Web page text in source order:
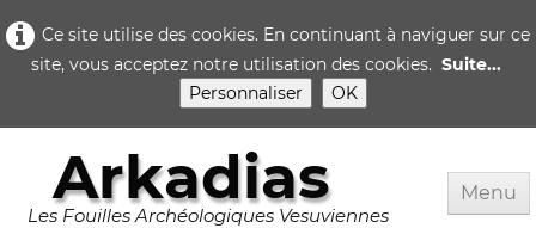
Ce site utilise des cookies. En continuant à naviguer sur ce
site, vous acceptez notre utilisation des cookies. Suite...
Personnaliser
OK
Arkadias
Les Fouilles Archéologiques Vesuviennes
Menu